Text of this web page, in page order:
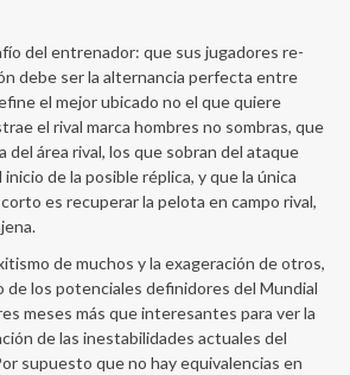
del entrenador: que sus jugadores re-
debe ser la alternancia perfecta entre
el mejor ubicado no el que quiere
el rival marca hombres no sombras, que
del área rival, los que sobran del ataque
de la posible réplica, y que la única
es recuperar la pelota en campo rival,
de muchos y la exageración de otros,
los potenciales definidores del Mundial
meses más que interesantes para ver la
de las inestabilidades actuales del
supuesto que no hay equivalencias en